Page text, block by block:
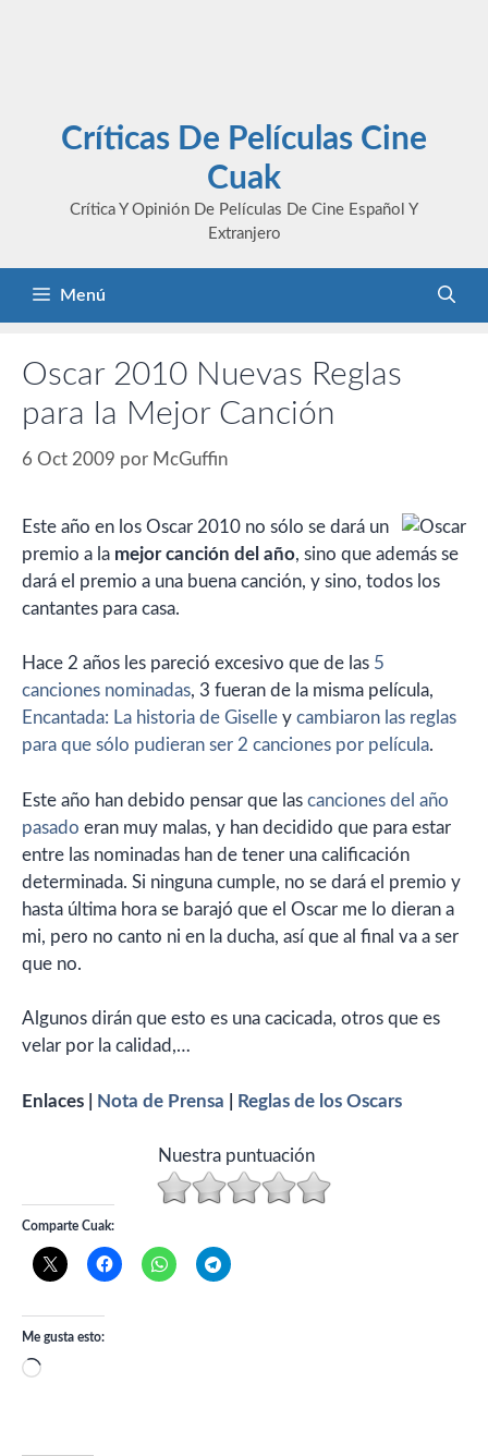
Críticas De Películas Cine
Cuak
Crítica Y Opinión De Películas De Cine Español Y
Extranjero
Menú
Oscar 2010 Nuevas Reglas
para la Mejor Canción
6 Oct 2009 por McGuffin
Este año en los Oscar 2010 no sólo se dará un
premio a la mejor canción del año, sino que además se
dará el premio a una buena canción, y sino, todos los
cantantes para casa.
Hace 2 años les pareció excesivo que de las 5
canciones nominadas, 3 fueran de la misma película,
Encantada: La historia de Giselle y cambiaron las reglas
para que sólo pudieran ser 2 canciones por película.
Este año han debido pensar que las canciones del año
pasado eran muy malas, y han decidido que para estar
entre las nominadas han de tener una calificación
determinada. Si ninguna cumple, no se dará el premio y
hasta última hora se barajó que el Oscar me lo dieran a
mi, pero no canto ni en la ducha, así que al final va a ser
que no.
Algunos dirán que esto es una cacicada, otros que es
velar por la calidad,…
Enlaces | Nota de Prensa Reglas de los Oscars
Nuestra puntuación
Comparte Cuak:
Me gusta esto:
Cargando...